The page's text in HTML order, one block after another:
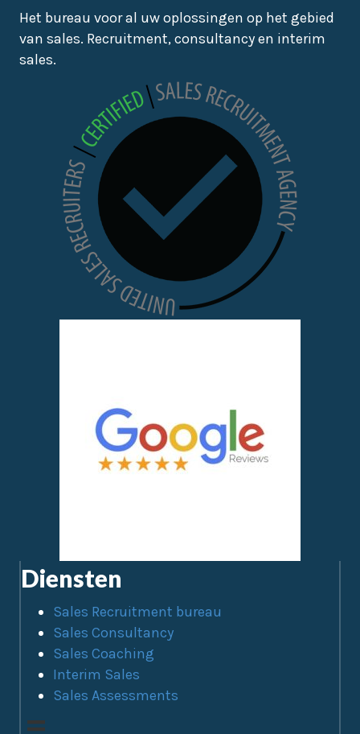
Het bureau voor al uw oplossingen op het gebied
van sales. Recruitment, consultancy en interim
sales.
Diensten
Sales Recruitment bureau
Sales Consultancy
Sales Coaching
Interim Sales
Sales Assessments